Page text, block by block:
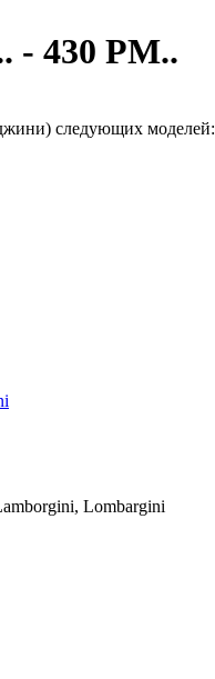
- 430 PM..
следующих моделей:
Lombargini